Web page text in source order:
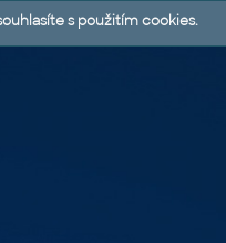
s použitím cookies.